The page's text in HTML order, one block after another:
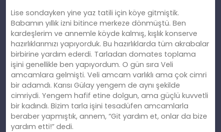
Lise sondayken yine yaz tatili için köye gitmiştik.
Babamın yıllık izni bitince merkeze dönmüştü. Ben
kardeşlerim ve annemle köyde kalmış, kışlık konserve
hazırlıklarımızı yapıyorduk. Bu hazırlıklarda tüm akrabalar
birbirine yardım ederdi. Tarladan domates toplama
işini genellikle ben yapıyordum. O gün sıra Veli
amcamlara gelmişti. Veli amcam varlıklı ama çok cimri
bir adamdı. Karısı Gülay yengem de aynı şekilde
cimriydi. Yengem hafif etine dolgun, ama güçlü kuvvetli
bir kadındı. Bizim tarla işini tesadüfen amcamlarla
beraber yapmıştık, annem, “Git yardım et, onlar da bize
yardım etti!” dedi.